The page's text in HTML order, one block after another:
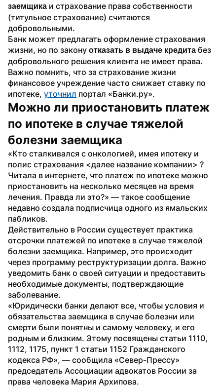
заемщика и страхование права собственности
(титульное страхование) считаются
добровольными.
Банк может предлагать оформление страхования
жизни, но по закону отказать в выдаче кредита без
добровольного решения клиента не имеет права.
Важно помнить, что за страхование жизни
финансовое учреждение часто снижает ставку по
ипотеке, уточнил портал «Банки.ру».
Можно ли приостановить платеж
по ипотеке в случае тяжелой
болезни заемщика
«Кто сталкивался с онкологией, имея ипотеку и
полис страхования <далее название компании> ?
Читала в интернете, что платеж по ипотеке можно
приостановить на несколько месяцев на время
лечения. Правда ли это?» — такое сообщение
недавно создала подписчица одного из ямальских
пабликов.
Действительно в России существует практика
отсрочки платежей по ипотеке в случае тяжелой
болезни заемщика. Например, это происходит
через программу реструктуризации долга. Важно
уведомить банк о своей ситуации и предоставить
необходимые документы, подтверждающие
заболевание.
«Юридически банки делают все, чтобы условия и
обязательства заемщика в случае болезни или
смерти были понятны и самому человеку, и его
родным и близким. Этому посвящены статьи 1110,
1112, 1175, пункт 1 статьи 1152 Гражданского
кодекса РФ», — сообщила «Север-Прессу»
председатель Ассоциации адвокатов России за
права человека Мария Архипова.